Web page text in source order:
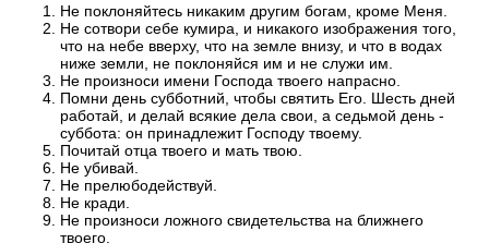
Не поклоняйтесь никаким другим богам, кроме Меня.
Не сотвори себе кумира, и никакого изображения того,
что на небе вверху, что на земле внизу, и что в водах
ниже земли, не поклоняйся им и не служи им.
Не произноси имени Господа твоего напрасно.
Помни день субботний, чтобы святить Его. Шесть дней
работай, и делай всякие дела свои, а седьмой день -
суббота: он принадлежит Господу твоему.
Почитай отца твоего и мать твою.
Не убивай.
Не прелюбодействуй.
Не кради.
Не произноси ложного свидетельства на ближнего
твоего.